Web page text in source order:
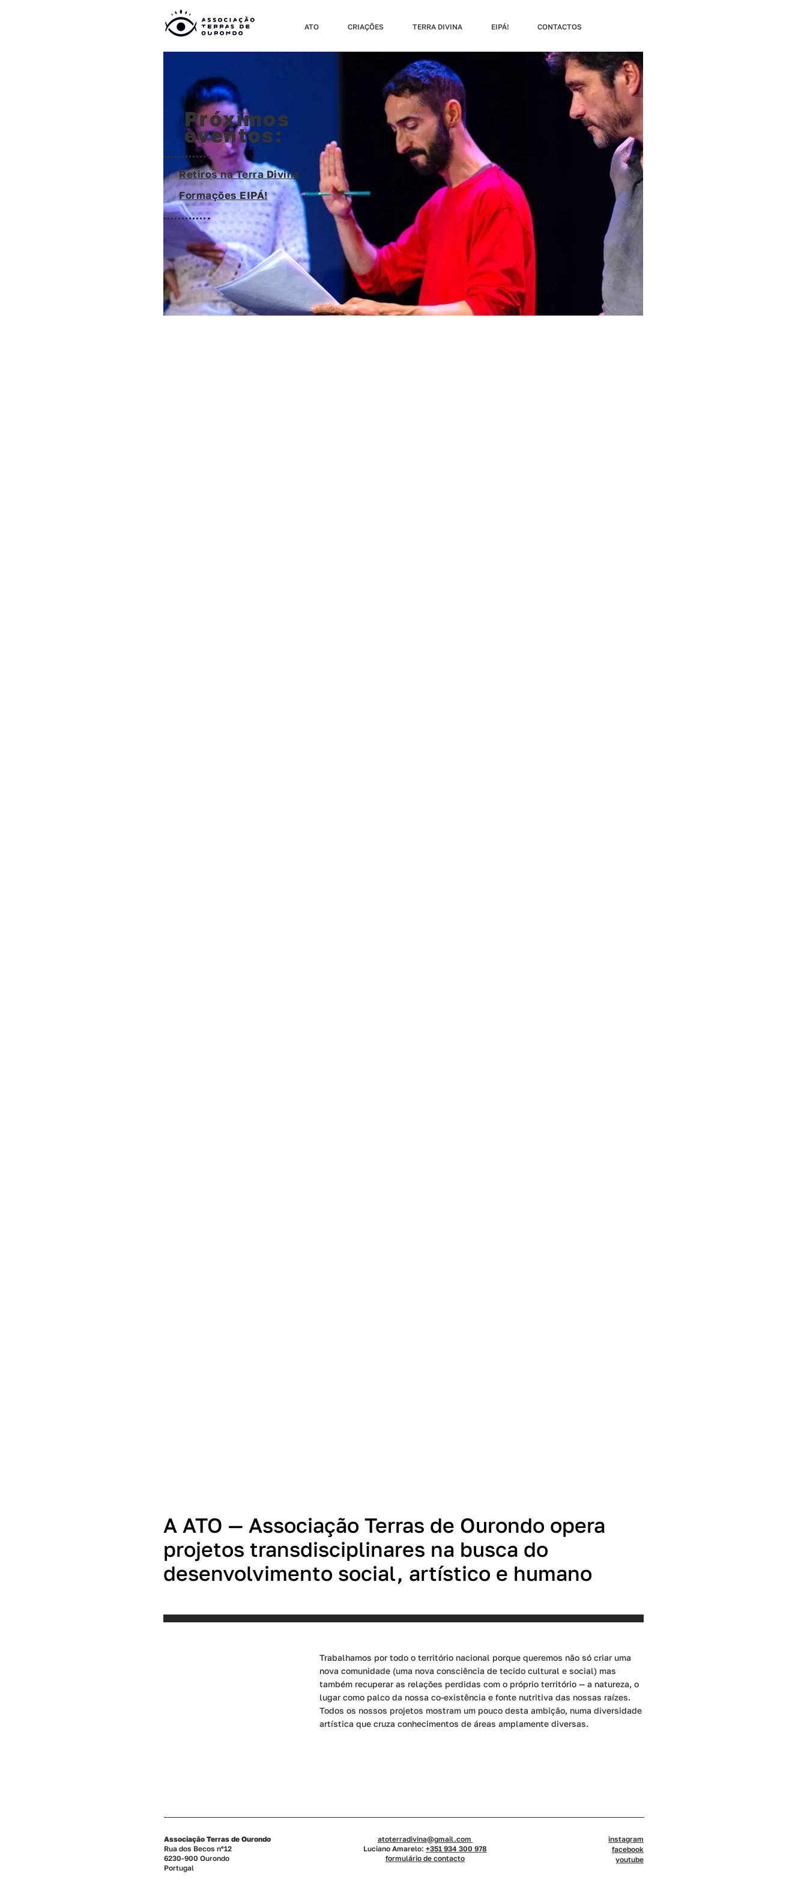
ATO CRIAÇÕES TERRA DIVINA EIPÁ! CONTACTOS
Retiros na Terra Divina
Próximos
eventos:
Formações EIPÁ!
A ATO — Associação Terras de Ourondo opera
projetos transdisciplinares na busca do
desenvolvimento social, artístico e humano
Trabalhamos por todo o território nacional porque queremos não só criar uma
nova comunidade (uma nova consciência de tecido cultural e social) mas
também recuperar as relações perdidas com o próprio território — a natureza, o
lugar como palco da nossa co-existência e fonte nutritiva das nossas raízes.
Todos os nossos projetos mostram um pouco desta ambição, numa diversidade
artística que cruza conhecimentos de áreas amplamente diversas.
Associação Terras de Ourondo
Rua dos Becos nº12
6230-900 Ourondo
Portugal
atoterradivina@gmail.com
Luciano Amarelo: +351 934 300 978
formulário de contacto
instagram
facebook
youtube